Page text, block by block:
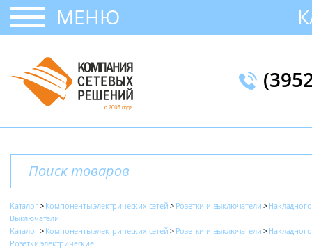
МЕНЮ
Каталог Компоненты электрических сетей Розетки и выключатели
Выключатели
Каталог
Компоненты электрических сетей Розетки и выключатели
Розетки электрические